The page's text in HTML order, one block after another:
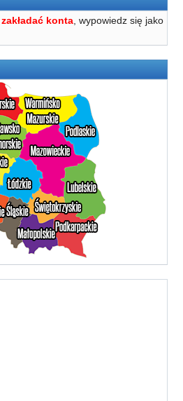
konta, wypowiedz się jako